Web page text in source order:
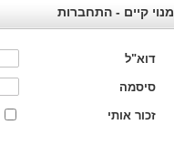
מנוי קיים - התחברות
דוא"ל
סיסמה
זכור אותי